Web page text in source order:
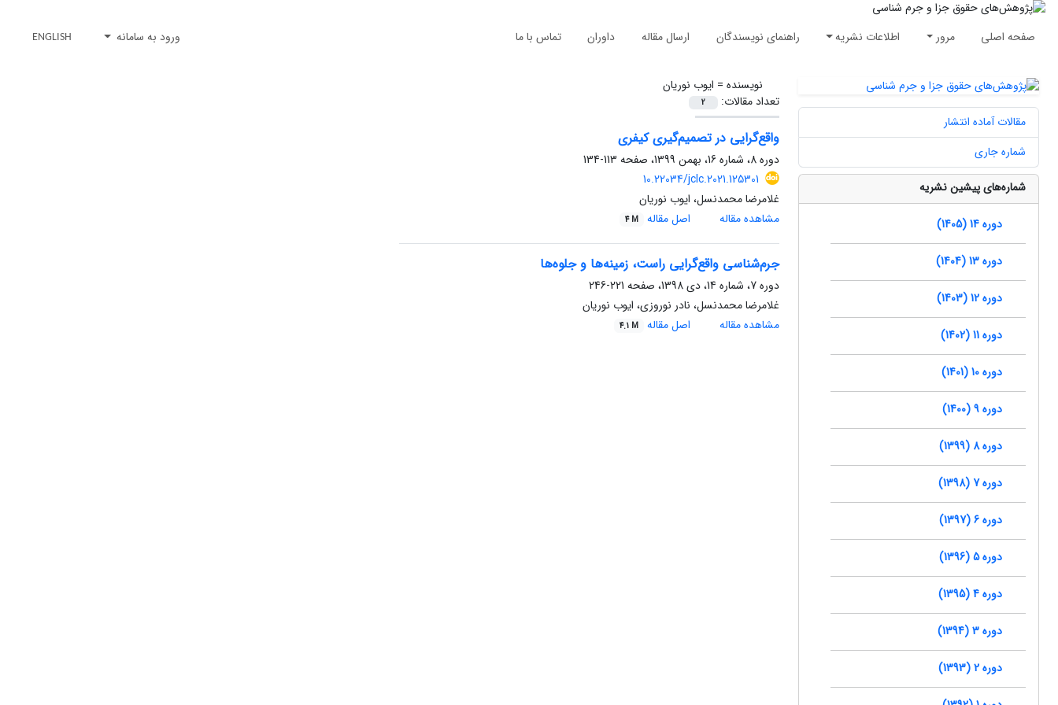
صفحه اصلی مرور اطلاعات نشریه راهنمای نویسندگان ارسال مقاله داوران تماس با ما ورود به سامانه ENGLISH
نویسنده = ایوب نوریان
تعداد مقالات:
2
واقع‌گرایی در تصمیم‌گیری کیفری
دوره 8، شماره 16، بهمن 1399، صفحه
113-134
10.22034/jclc.2021.125301
غلامرضا محمدنسل، ایوب نوریان
مشاهده مقاله
اصل مقاله 4 M
جرم‌شناسی واقع‌گرایی راست، زمینه‌ها و جلوه‌ها
دوره 7، شماره 14، دی 1398، صفحه
221-246
غلامرضا محمدنسل، نادر نوروزی، ایوب نوریان
مشاهده مقاله
اصل مقاله 4.1 M
مقالات آماده انتشار
شماره جاری
شماره‌های پیشین نشریه
دوره 14 (1405)
دوره 13 (1404)
دوره 12 (1403)
دوره 11 (1402)
دوره 10 (1401)
دوره 9 (1400)
دوره 8 (1399)
دوره 7 (1398)
دوره 6 (1397)
دوره 5 (1396)
دوره 4 (1395)
دوره 3 (1394)
دوره 2 (1393)